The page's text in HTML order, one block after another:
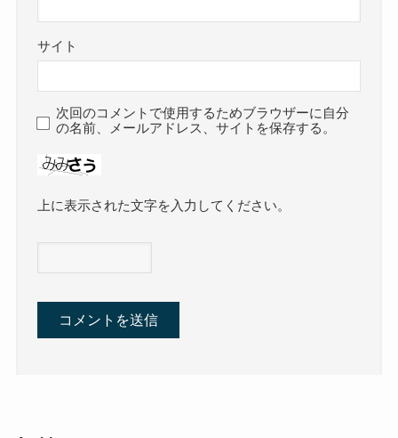
サイト
次回のコメントで使用するためブラウザーに自分
の名前、メールアドレス、サイトを保存する。
上に表示された文字を入力してください。